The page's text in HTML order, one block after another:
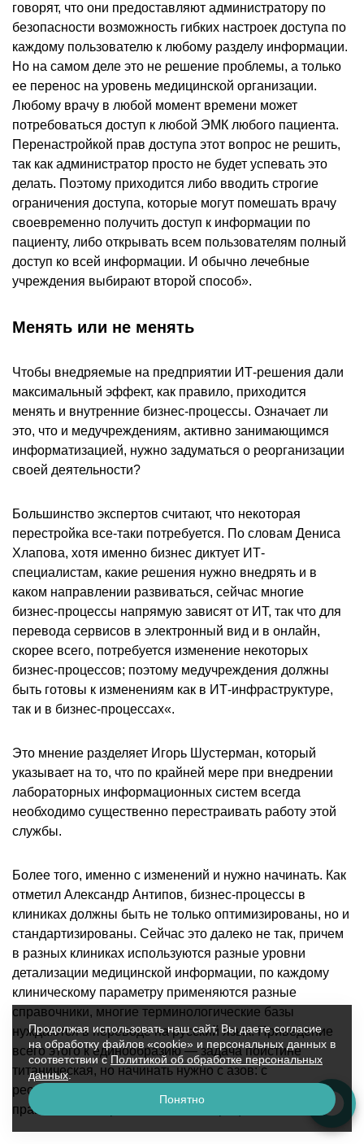
говорят, что они предоставляют администратору по
безопасности возможность гибких настроек доступа по
каждому пользователю к любому разделу информации.
Но на самом деле это не решение проблемы, а только
ее перенос на уровень медицинской организации.
Любому врачу в любой момент времени может
потребоваться доступ к любой ЭМК любого пациента.
Перенастройкой прав доступа этот вопрос не решить,
так как администратор просто не будет успевать это
делать. Поэтому приходится либо вводить строгие
ограничения доступа, которые могут помешать врачу
своевременно получить доступ к информации по
пациенту, либо открывать всем пользователям полный
доступ ко всей информации. И обычно лечебные
учреждения выбирают второй способ».
Менять или не менять
Чтобы внедряемые на предприятии ИТ-решения дали
максимальный эффект, как правило, приходится
менять и внутренние бизнес-процессы. Означает ли
это, что и медучреждениям, активно занимающимся
информатизацией, нужно задуматься о реорганизации
своей деятельности?
Большинство экспертов считают, что некоторая
перестройка все-таки потребуется. По словам Дениса
Хлапова, хотя именно бизнес диктует ИТ-
специалистам, какие решения нужно внедрять и в
каком направлении развиваться, сейчас многие
бизнес-процессы напрямую зависят от ИТ, так что для
перевода сервисов в электронный вид и в онлайн,
скорее всего, потребуется изменение некоторых
бизнес-процессов; поэтому медучреждения должны
быть готовы к изменениям как в ИТ-инфраструктуре,
так и в бизнес-процессах«.
Это мнение разделяет Игорь Шустерман, который
указывает на то, что по крайней мере при внедрении
лабораторных информационных систем всегда
необходимо существенно перестраивать работу этой
службы.
Более того, именно с изменений и нужно начинать. Как
отметил Александр Антипов, бизнес-процессы в
клиниках должны быть не только оптимизированы, но и
стандартизированы. Сейчас это далеко не так, причем
в разных клиниках используются разные уровни
детализации медицинской информации, по каждому
клиническому параметру применяются разные
справочники, многие терминологические базы
нуждаются в переводе на русский язык. Приведение
всего этого к единообразию — задача поистине
титаническая, но начинать нужно с азов: с
реорганизации своей внутренней деятельности и
правильно выстроенных бизнес-процессов.
Продолжая использовать наш сайт, Вы даете согласие
на обработку файлов «cookie» и персональных данных в
соответствии сПолитикой об обработке персональных
данных.
Понятно